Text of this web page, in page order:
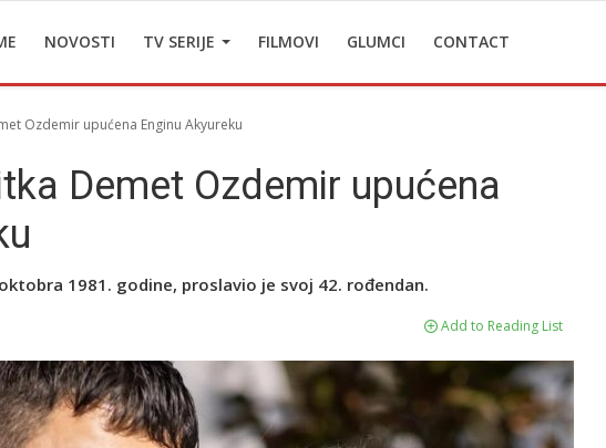
NOVOSTI TV SERIJE FILMOVI GLUMCI CONTACT
Ozdemir upućena Enginu Akyureku
Demet Ozdemir upućena
1981. godine, proslavio je svoj 42. rođendan.
Add to Reading List